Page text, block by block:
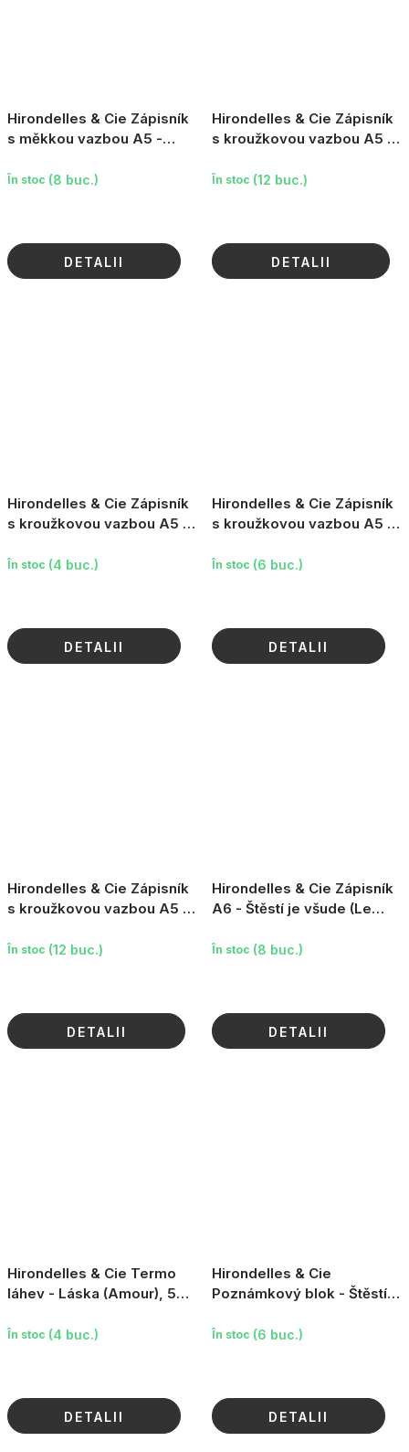
Hirondelles & Cie Zápisník
s měkkou vazbou A5 -
În stoc (8 buc.)
DETALII
Hirondelles & Cie Zápisník
s kroužkovou vazbou A5 -
est partou
În stoc (12 buc.)
DETALII
Hirondelles & Cie Zápisník
s kroužkovou vazbou A5 -
100 stran
În stoc (4 buc.)
DETALII
Hirondelles & Cie Zápisník
s kroužkovou vazbou A5 -
100 stran
În stoc (6 buc.)
DETALII
Hirondelles & Cie Zápisník
s kroužkovou vazbou A5 -
În stoc (12 buc.)
DETALII
Hirondelles & Cie Zápisník
A6 - Štěstí je všude (Le
stran
În stoc (8 buc.)
DETALII
Hirondelles & Cie Termo
láhev - Láska (Amour), 500
În stoc (4 buc.)
DETALII
Hirondelles & Cie
Poznámkový blok - Štěstí
partout), 180 listů
În stoc (6 buc.)
DETALII